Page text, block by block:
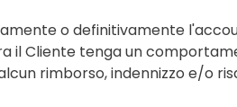
o definitivamente
il Cliente tenga un
rimborso, indennizzo e/o